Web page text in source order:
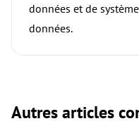
données et de
données.
Autres articles